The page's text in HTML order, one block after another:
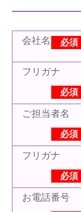
会社名 必須
フリガナ
必須
ご担当者名
必須
フリガナ
必須
お電話番号